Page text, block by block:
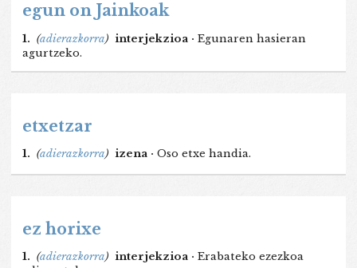
egun on Jainkoak
1. (adierazkorra) interjekzioa · Egunaren hasieran
agurtzeko.
etxetzar
1. (adierazkorra) izena · Oso etxe handia.
ez horixe
1. (adierazkorra) interjekzioa · Erabateko ezezkoa